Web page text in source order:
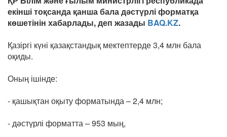
екінші тоқсанда қанша бала дәстүрлі форматқа
көшетінін хабарлады, деп жазады BAQ.KZ.
Қазіргі күні қазақстандық мектептерде 3,4 млн бала
оқиды.
Оның ішінде:
- қашықтан оқыту форматында – 2,4 млн;
- дәстүрлі форматта – 953 мың,